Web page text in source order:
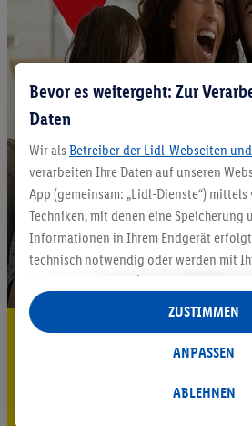
5.95 € Versand
Bevor es weitergeht: Zur
Daten
Wir als Betreiber der Lidl-Webseiten
verarbeiten Ihre Daten auf unseren
App (gemeinsam: „Lidl-Dienste“)
Techniken, mit denen eine
Informationen in Ihrem Endgerät
technisch notwendig oder werden mit
auch durch Partner (u.a.
Verantwortliche; im Zusammenhang mit
insgesamt
Statistik-Erstellung oder für
Datenverarbeitungen für personalisierte
ABLEHNEN
ANPASSEN
ZUSTIMMEN